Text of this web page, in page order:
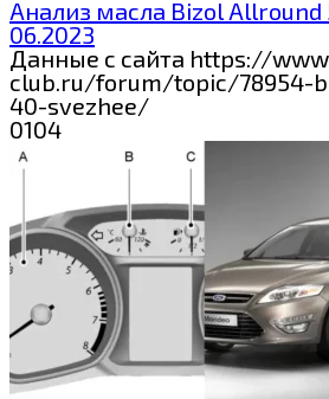
Анализ масла Bizol Allround
06.2023
Данные с сайта https://
club.ru/forum/topic/78954-
40-svezhee/
0104